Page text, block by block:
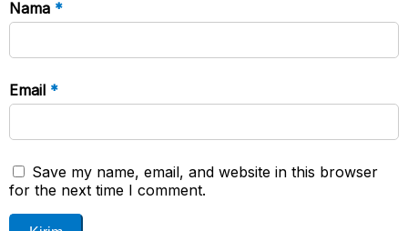
Nama *
Email *
Save my name, email, and website in this browser
for the next time I comment.